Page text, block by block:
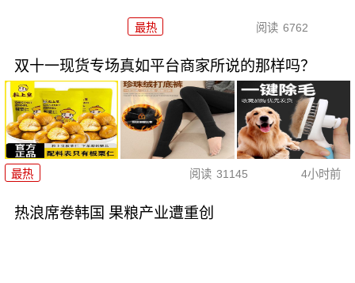
最热 阅读 6762
双十一现货专场真如平台商家所说的那样吗？
最热 阅读 31145 4小时前
热浪席卷韩国 果粮产业遭重创